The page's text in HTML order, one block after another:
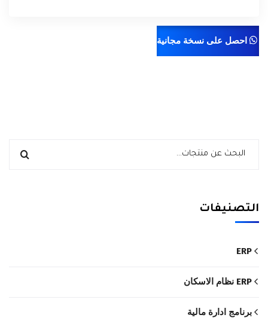
احصل على نسخة مجانية
التصنيفات
ERP
ERP نظام الاسكان
برنامج ادارة مالية